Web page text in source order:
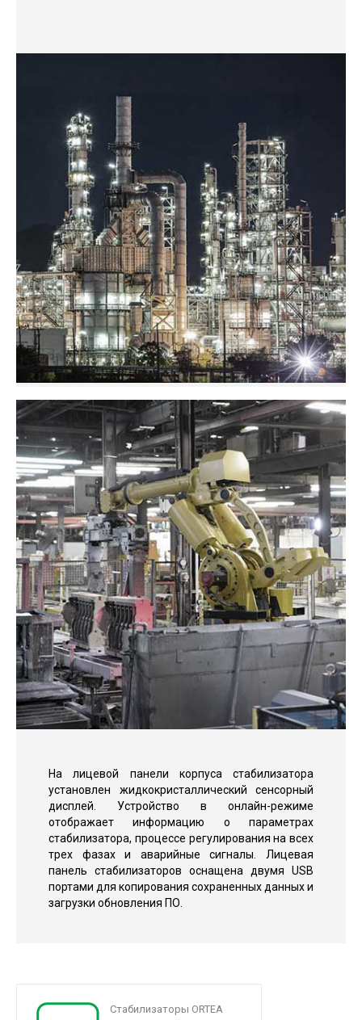
На лицевой панели корпуса стабилизатора
установлен жидкокристаллический сенсорный
дисплей. Устройство в онлайн-режиме
отображает информацию о параметрах
стабилизатора, процессе регулирования на всех
трех фазах и аварийные сигналы. Лицевая
панель стабилизаторов оснащена двумя USB
портами для копирования сохраненных данных и
загрузки обновления ПО.
Стабилизаторы ORTEA